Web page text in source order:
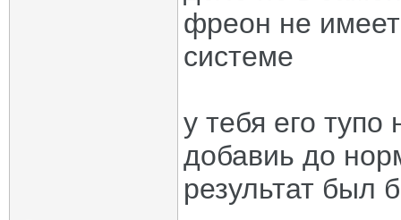
фреон не
системе
у тебя его
добавиь до
результат был